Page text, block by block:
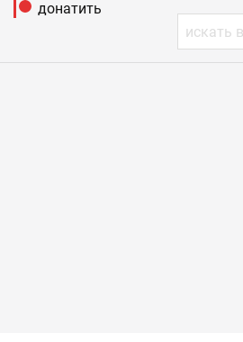
донатить